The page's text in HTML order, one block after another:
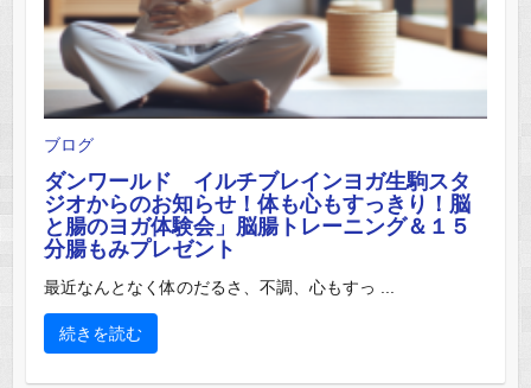
ブログ
ダンワールド イルチブレインヨガ生駒スタ
ジオからのお知らせ！体も心もすっきり！脳
と腸のヨガ体験会」脳腸トレーニング＆１５
分腸もみプレゼント
最近なんとなく体のだるさ、不調、心もすっ ...
続きを読む